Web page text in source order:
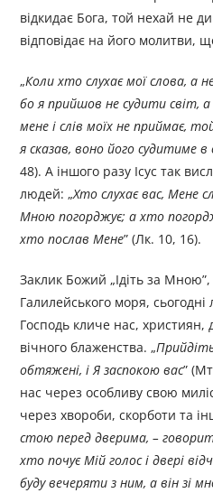
відкидає Бога, той нехай не
відповідає на його молитви,
„Коли хто слухає мої слова, а
бо я прийшов не судити світ,
мене і слів моїх не приймає,
я сказав, воно його судитиме в
48). А іншого разу Ісус так
людей: „Хто слухає вас, Мене
Мною погорджує; а хто
хто послав Мене” (Лк. 10, 16).
Заклик Божий „Ідіть за
Галилейського моря,
Господь кличе нас, християн,
вічного блаженства. „
обтяжені, і Я заспокою вас”
нас через особливу свою
через хвороби, скорботи та
стою перед дверима, –
хто почує Мій голос і двері
буду вечеряти з ним, а він зі